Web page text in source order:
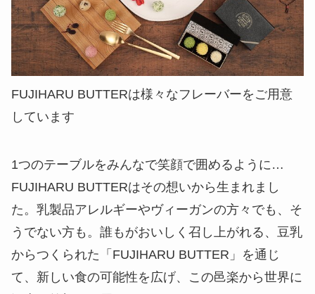
FUJIHARU BUTTERは様々なフレーバーをご用意
しています
1つのテーブルをみんなで笑顔で囲めるように…
FUJIHARU BUTTERはその想いから生まれまし
た。乳製品アレルギーやヴィーガンの方々でも、そ
うでない方も。誰もがおいしく召し上がれる、豆乳
からつくられた「FUJIHARU BUTTER」を通じ
て、新しい食の可能性を広げ、この邑楽から世界に